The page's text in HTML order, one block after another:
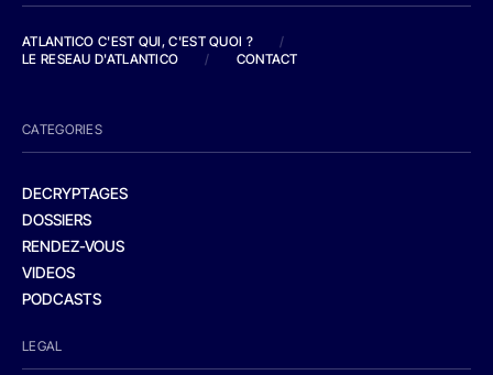
ATLANTICO C'EST QUI, C'EST QUOI ?
/
LE RESEAU D'ATLANTICO
/ CONTACT
CATEGORIES
DECRYPTAGES
DOSSIERS
RENDEZ-VOUS
VIDEOS
PODCASTS
LEGAL